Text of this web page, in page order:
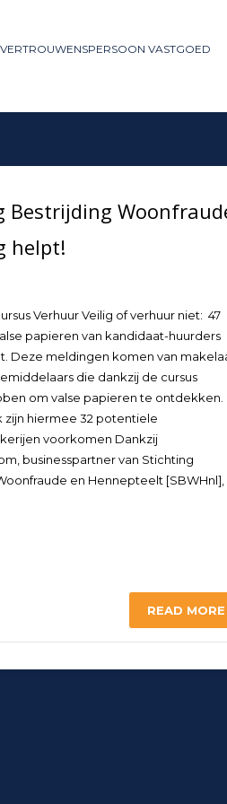
Thank you!
VERTROUWENSPERSOON VASTGOED
Bestrijding
helpt!
Verhuur Veilig of verhuur niet: 47
papieren van kandidaat-huurders
Deze meldingen komen van
die dankzij de cursus
om valse papieren te ontdekken.
zijn hiermee 32 potentiele
voorkomen Dankzij
businesspartner van Stichting
en Hennepteelt [SBWHnl],
READ MORE